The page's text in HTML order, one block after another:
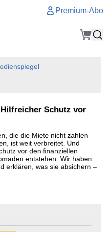
Premium-Abo
Schutz vor
die die Miete nicht zahlen
ist weit verbreitet. Und
vor den finanziellen
entstehen. Wir haben
erklären, was sie absichern –